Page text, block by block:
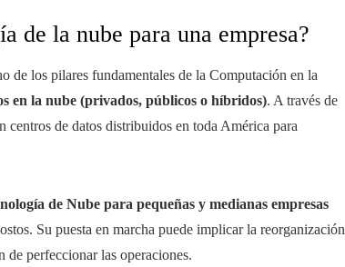
de la nube para una empresa?
de los pilares fundamentales de la Computación en la
en la nube (privados, públicos o híbridos). A través de
de datos distribuidos en toda América para
de Nube para pequeñas y medianas empresas
Su puesta en marcha puede implicar la reorganización
de perfeccionar las operaciones.